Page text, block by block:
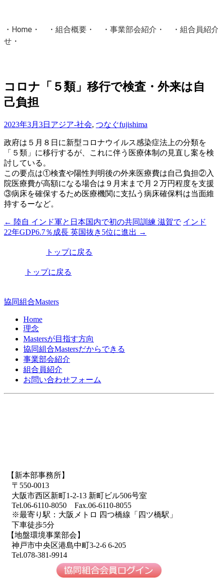
・ Home ・ ・ 組合概要 ・ ・ 事業部会紹介 ・ ・ 組合員紹
せ ・
国土交通省・経済産業省・農林水産省・厚生労働省 認可
コロナ「５類」移行で検査・外来は自
己負担
2023年3月3日 アジア-社会, つなぐfujishima
政府は５月８日に新型コロナウイルス感染症法上の分類を
「５類」に移行するが、これに伴う医療体制の見直し案を検
討している。
この要点は①検査や陽性判明後の外来医療費は自己負担②入
院医療費が高額になる場合は９月末まで月２万円程度を支援
③病床を確保するため医療機関に支払う病床確保料は当面維
持するーなど。
投
稿
ー
← 陸自 インド軍と日本国内で初の共同訓練 滋賀で インド
22年GDP6.7％成長 英国抜き5位に進出 →
トップに戻る
トップに戻る
協同組合Masters
Home
理念
Mastersが目指す方向
協同組合Mastersだからできる
事業部会紹介
組合員紹介
お問い合わせフォーム
【新本部事務所】
〒550-0013
大阪市西区新町1-2-13 新町ビル506号室
Tel.06-6110-8050 Fax.06-6110-8055
※最寄り駅：大阪メトロ 四つ橋線「四ツ橋駅」
下車徒歩5分
【地盤環境事業部会】
神戸市中央区港島中町3-2-6 6-205
Tel.078-381-9914